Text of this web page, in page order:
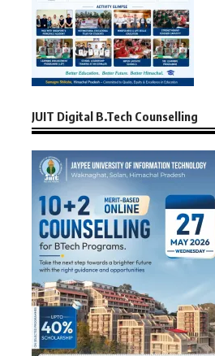
JUIT Digital B.Tech Counselling